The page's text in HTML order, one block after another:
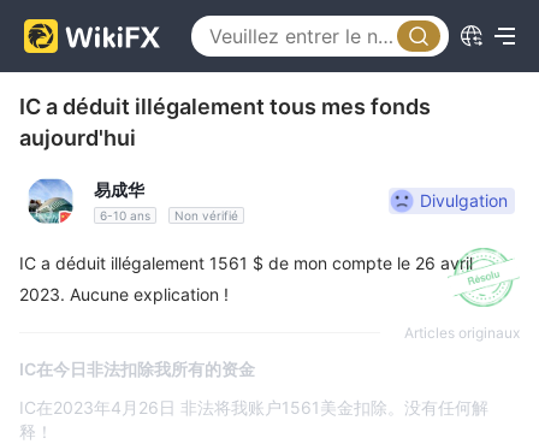
IC a déduit illégalement tous mes fonds
aujourd'hui
易成华
6-10 ans Non vérifié
Divulgation
IC a déduit illégalement 1561 $ de mon compte le 26 avril
2023. Aucune explication !
Articles originaux
IC在今日非法扣除我所有的资金
IC在2023年4月26日 非法将我账户1561美金扣除。没有任何解
释！